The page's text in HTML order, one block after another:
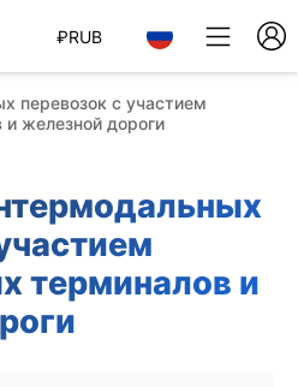
₽RUB
перевозок с участием
железной дороги
терминалов и